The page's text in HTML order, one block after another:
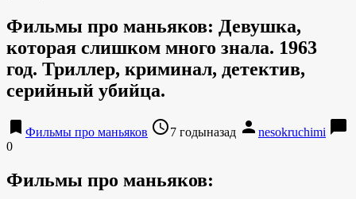
Фильмы про маньяков: Девушка,
которая слишком много знала. 1963
год. Триллер, криминал, детектив,
серийный убийца.
bookmark Фильмы про маньяков access_time7 годыназад person nesokruchimi chat_bubble
0
Фильмы про маньяков: